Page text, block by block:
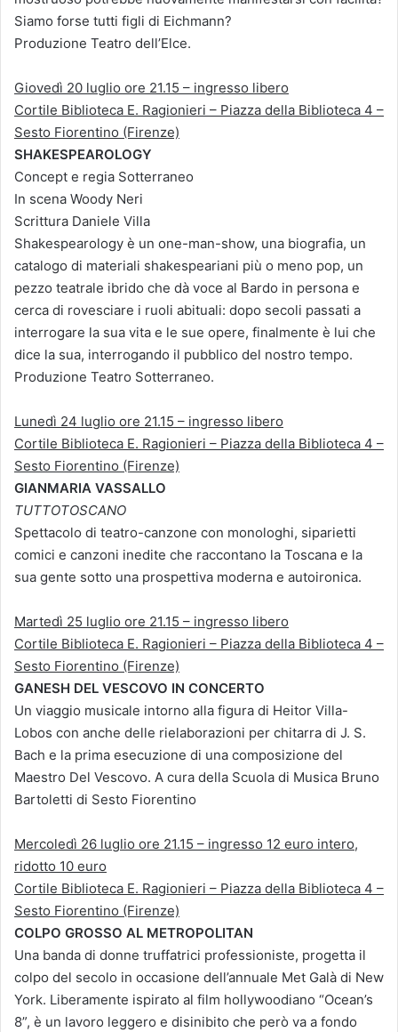
Siamo forse tutti figli di Eichmann?
Produzione Teatro dell’Elce.
Giovedì 20 luglio ore 21.15 – ingresso libero
Cortile Biblioteca E. Ragionieri – Piazza della Biblioteca 4 –
Sesto Fiorentino (Firenze)
SHAKESPEAROLOGY
Concept e regia Sotterraneo
In scena Woody Neri
Scrittura Daniele Villa
Shakespearology è un one-man-show, una biografia, un
catalogo di materiali shakespeariani più o meno pop, un
pezzo teatrale ibrido che dà voce al Bardo in persona e
cerca di rovesciare i ruoli abituali: dopo secoli passati a
interrogare la sua vita e le sue opere, finalmente è lui che
dice la sua, interrogando il pubblico del nostro tempo.
Produzione Teatro Sotterraneo.
Lunedì 24 luglio ore 21.15 – ingresso libero
Cortile Biblioteca E. Ragionieri – Piazza della Biblioteca 4 –
Sesto Fiorentino (Firenze)
GIANMARIA VASSALLO
TUTTOTOSCANO
Spettacolo di teatro-canzone con monologhi, siparietti
comici e canzoni inedite che raccontano la Toscana e la
sua gente sotto una prospettiva moderna e autoironica.
Martedì 25 luglio ore 21.15 – ingresso libero
Cortile Biblioteca E. Ragionieri – Piazza della Biblioteca 4 –
Sesto Fiorentino (Firenze)
GANESH DEL VESCOVO IN CONCERTO
Un viaggio musicale intorno alla figura di Heitor Villa-
Lobos con anche delle rielaborazioni per chitarra di J. S.
Bach e la prima esecuzione di una composizione del
Maestro Del Vescovo. A cura della Scuola di Musica Bruno
Bartoletti di Sesto Fiorentino
Mercoledì 26 luglio ore 21.15 – ingresso 12 euro intero,
ridotto 10 euro
Cortile Biblioteca E. Ragionieri – Piazza della Biblioteca 4 –
Sesto Fiorentino (Firenze)
COLPO GROSSO AL METROPOLITAN
Una banda di donne truffatrici professioniste, progetta il
colpo del secolo in occasione dell’annuale Met Galà di New
York. Liberamente ispirato al film hollywoodiano “Ocean’s
8”, è un lavoro leggero e disinibito che però va a fondo